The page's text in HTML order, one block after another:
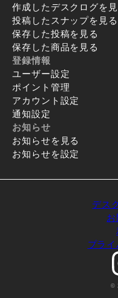
作成したデスクログを
投稿したスナップを見る
保存した投稿を見る
保存した商品を見る
登録情報
ユーザー設定
ポイント管理
アカウント設定
通知設定
お知らせ
お知らせを見る
お知らせを設定
デス
プラ
©